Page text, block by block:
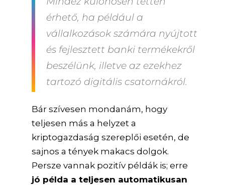
érhető, ha például a
vállalkozások számára nyújtott
és fejlesztett banki termékekről
beszélünk, illetve az ezekhez
tartozó digitális csatornákról.
Bár szívesen mondanám, hogy
teljesen más a helyzet a
kriptogazdaság szereplői esetén, de
sajnos a tények makacs dolgok.
Persze vannak pozitív példák is; erre
jó példa a teljesen automatikusan